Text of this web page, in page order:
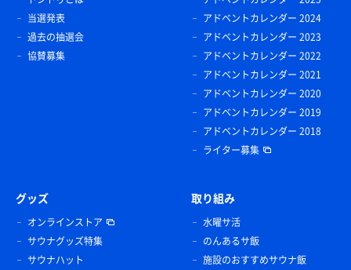
当選発表
過去の抽選会
協賛募集
アドベントカレンダー 2024
アドベントカレンダー 2023
アドベントカレンダー 2022
アドベントカレンダー 2021
アドベントカレンダー 2020
アドベントカレンダー 2019
アドベントカレンダー 2018
ライター募集
グッズ
オンラインストア
サウナグッズ特集
サウナハット
取り組み
水曜サ活
のんあるサ飯
施設のおすすめサウナ飯